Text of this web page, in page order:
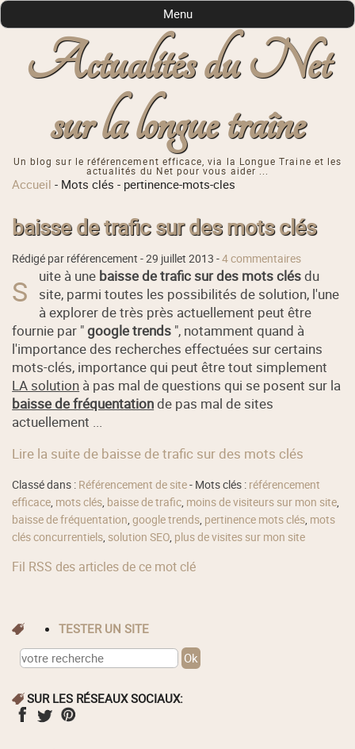
Actualités du Net
sur la longue traîne
Un blog sur le référencement efficace, via la Longue Traine et les
actualités du Net pour vous aider ...
Menu
Accueil - Mots clés - pertinence-mots-cles
baisse de trafic sur des mots clés
Rédigé par référencement -29 juillet 2013 -4 commentaires
S uite à une baisse de trafic sur des mots clésdu
site, parmi toutes les possibilités de solution, l'une
à explorer de très près actuellement peut être
fournie par "google trends ", notamment quand à
l'importance des recherches effectuées sur certains
mots-clés, importance qui peut être tout simplement
LA solution à pas mal de questions qui se posent sur la
baisse de fréquentationde pas mal de sites
actuellement ...
Lire la suite de baisse de trafic sur des mots clés
Classé dans : Référencement de site- Mots clés : référencement
efficace, mots clés, baisse de trafic, moins de visiteurs sur mon site,
baisse de fréquentation,google trends, pertinence mots clés, mots
clés concurrentiels, solution SEO, plus de visites sur mon site
Fil RSS des articles de ce mot clé
TESTER UN SITE
SUR LES RÉSEAUX SOCIAUX: